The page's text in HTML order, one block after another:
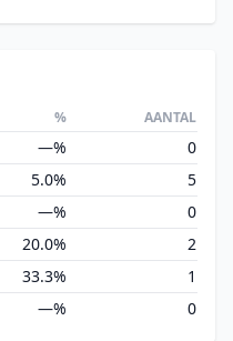
% AANTAL
—%
0
5.0%
5
—%
0
20.0%
2
33.3%
1
—% 0